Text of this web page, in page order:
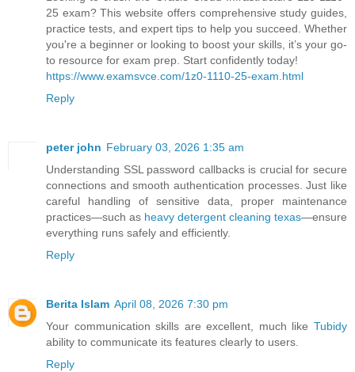
25 exam? This website offers comprehensive study guides,
practice tests, and expert tips to help you succeed. Whether
you're a beginner or looking to boost your skills, it’s your go-
to resource for exam prep. Start confidently today!
https://www.examsvce.com/1z0-1110-25-exam.html
Reply
peter john February 03, 2026 1:35 am
Understanding SSL password callbacks is crucial for secure
connections and smooth authentication processes. Just like
careful handling of sensitive data, proper maintenance
practices—such as heavy detergent cleaning texas—ensure
everything runs safely and efficiently.
Reply
Berita Islam April 08, 2026 7:30 pm
Your communication skills are excellent, much like Tubidy
ability to communicate its features clearly to users.
Reply